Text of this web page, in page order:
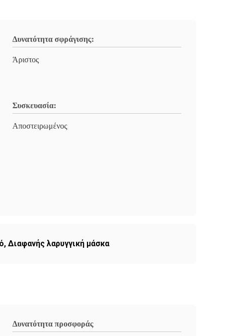
Δυνατότητα σφράγισης:
Άριστος
Συσκευασία:
Αποστειρωμένος
, Διαφανής λαρυγγική μάσκα
Δυνατότητα προσφοράς